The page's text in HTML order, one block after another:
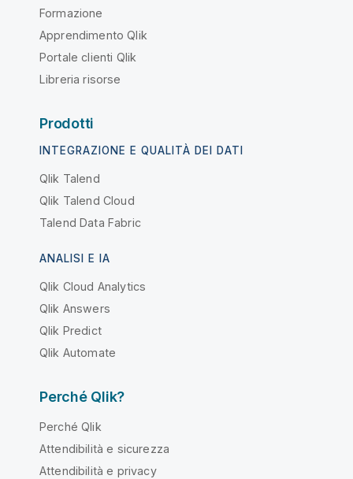
Formazione
Apprendimento Qlik
Portale clienti Qlik
Libreria risorse
Prodotti
INTEGRAZIONE E QUALITÀ DEI DATI
Qlik Talend
Qlik Talend Cloud
Talend Data Fabric
ANALISI E IA
Qlik Cloud Analytics
Qlik Answers
Qlik Predict
Qlik Automate
Perché Qlik?
Perché Qlik
Attendibilità e sicurezza
Attendibilità e privacy